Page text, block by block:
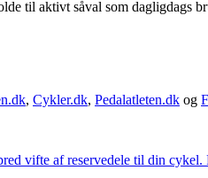
til aktivt såval som dagligdags
, Cykler.dk, Pedalatleten.dk og
vifte af reservedele til din cykel.